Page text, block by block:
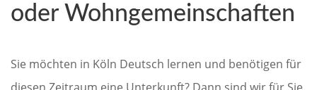
oder Wohngemeinschaften
Sie möchten in Köln Deutsch lernen und benötigen für